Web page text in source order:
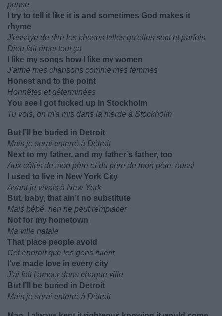
pense
I try to tell it like it is and sometimes God makes it
rhyme
J'essaye de dire les choses telles qu'elles sont et parfois
Dieu fait rimer tout ça
I like my songs how I like my women
J'aime mes chansons comme mes femmes
Honest and to the point
Honnêtes et déterminées
You see I got fucked up in Stockholm
Tu vois, on m'a mis dans la merde à Stockholm
But I’ll be buried in Detroit
Mais je serai enterré à Détroit
Next to my father, and my father’s father, too
Aux côtés de mon père et du père de mon père, aussi
I used to live in New York City
Avant je vivais à New York
But, baby, that ain’t no substitute
Mais bébé, rien ne peut remplacer
Not for my hometown
Ma ville natale
That place people avoid
Cet endroit que les gens fuient
I’ve made love in every city
J'ai fait l'amour dans chaque ville
But I’ll be buried in Detroit
Mais je serai enterré à Détroit